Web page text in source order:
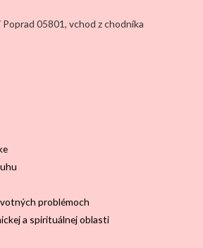
05801, vchod z chodníka
problémoch
a spirituálnej oblasti